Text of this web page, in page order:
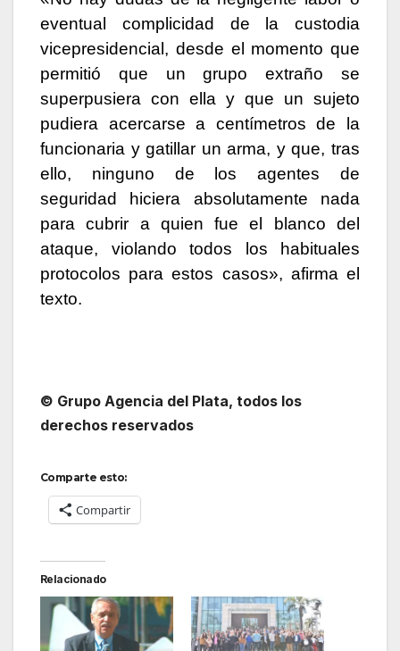
eventual complicidad de la custodia
vicepresidencial, desde el momento que
permitió que un grupo extraño se
superpusiera con ella y que un sujeto
pudiera acercarse a centímetros de la
funcionaria y gatillar un arma, y que, tras
ello, ninguno de los agentes de
seguridad hiciera absolutamente nada
para cubrir a quien fue el blanco del
ataque, violando todos los habituales
protocolos para estos casos», afirma el
texto.
© Grupo Agencia del Plata, todos los
derechos reservados
Comparte esto:
Compartir
Relacionado